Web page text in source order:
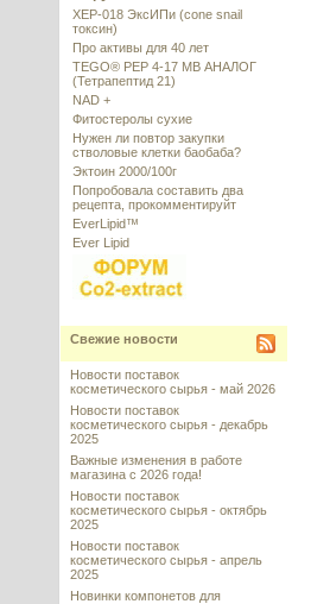
XEP-018 ЭксИПи (cone snail
токсин)
Про активы для 40 лет
TEGO® PEP 4-17 MB АНАЛОГ
(Тетрапептид 21)
NAD +
Фитостеролы сухие
Нужен ли повтор закупки
стволовые клетки баобаба?
Эктоин 2000/100г
Попробовала составить два
рецепта, прокомментируйт
EverLipid™
Ever Lipid
Свежие новости
Новости поставок
косметического сырья - май 2026
Новости поставок
косметического сырья - декабрь
2025
Важные изменения в работе
магазина с 2026 года!
Новости поставок
косметического сырья - октябрь
2025
Новости поставок
косметического сырья - апрель
2025
Новинки компонетов для